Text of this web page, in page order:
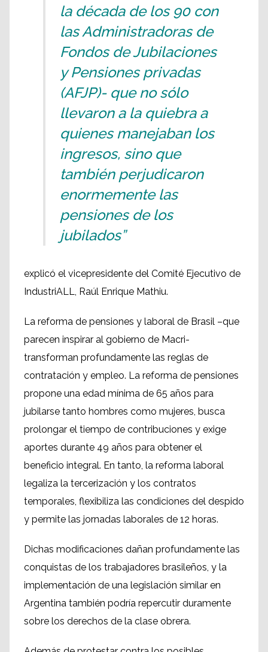
la década de los 90 con
las Administradoras de
Fondos de Jubilaciones
y Pensiones privadas
(AFJP)- que no sólo
llevaron a la quiebra a
quienes manejaban los
ingresos, sino que
también perjudicaron
enormemente las
pensiones de los
jubilados”
explicó el vicepresidente del Comité Ejecutivo de
IndustriALL, Raúl Enrique Mathiu.
La reforma de pensiones y laboral de Brasil –que
parecen inspirar al gobierno de Macri-
transforman profundamente las reglas de
contratación y empleo. La reforma de pensiones
propone una edad mínima de 65 años para
jubilarse tanto hombres como mujeres, busca
prolongar el tiempo de contribuciones y exige
aportes durante 49 años para obtener el
beneficio integral. En tanto, la reforma laboral
legaliza la tercerización y los contratos
temporales, flexibiliza las condiciones del despido
y permite las jornadas laborales de 12 horas.
Dichas modificaciones dañan profundamente las
conquistas de los trabajadores brasileños, y la
implementación de una legislación similar en
Argentina también podría repercutir duramente
sobre los derechos de la clase obrera.